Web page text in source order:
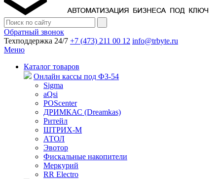
Обратный звонок
Техподдержка 24/7 +7 (473) 211 00 12 info@trbyte.ru
Меню
Каталог товаров
Онлайн кассы под ФЗ-54
Sigma
aQsi
POScenter
ДРИМКАС (Dreamkas)
Ритейл
ШТРИХ-М
АТОЛ
Эвотор
Фискальные накопители
Меркурий
RR Electro